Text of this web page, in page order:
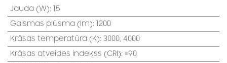
Jauda (W): 15
Gaismas plūsma (lm): 1200
Krāsas temperatūra (K): 3000, 4000
Krāsas atveides indekss (CRI): ≥90